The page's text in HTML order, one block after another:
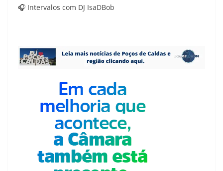
🎧 Intervalos com DJ IsaDBob